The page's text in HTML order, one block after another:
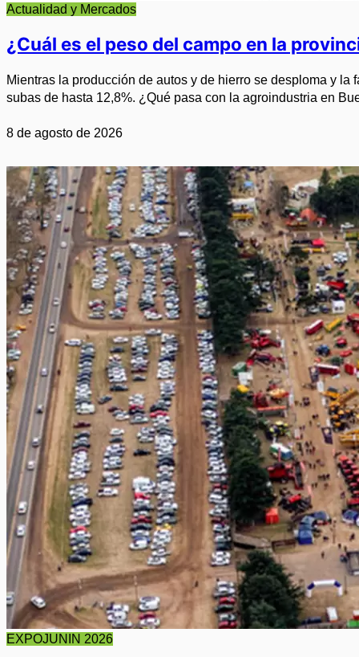
Actualidad y Mercados
¿Cuál es el peso del campo en la
Mientras la producción de autos y de hierro se desploma y
subas de hasta 12,8%. ¿Qué pasa con la agroindustria en
8 de agosto de 2026
EXPOJUNIN 2026